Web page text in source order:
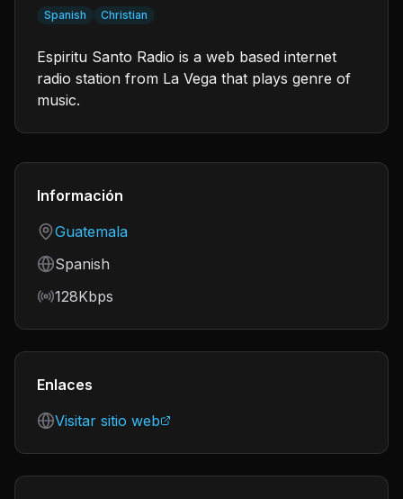
Spanish Christian
Espiritu Santo Radio is a web based internet
radio station from La Vega that plays genre of
music.
Información
Country
Guatemala
Language
Spanish
Bitrate
128Kbps
Enlaces
Visitar sitio web